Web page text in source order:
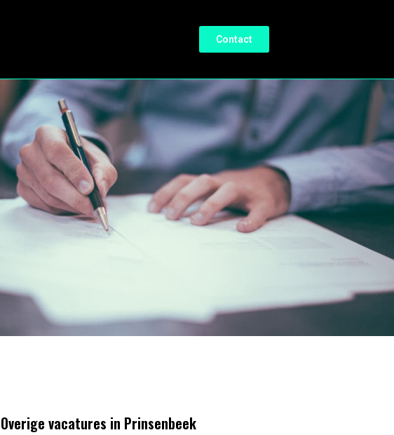
Contact
Overige vacatures in Prinsenbeek